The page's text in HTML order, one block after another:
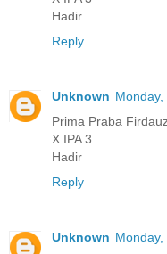
Hadir
Reply
Unknown Monday,
Prima Praba
X IPA 3
Hadir
Reply
Unknown Monday,